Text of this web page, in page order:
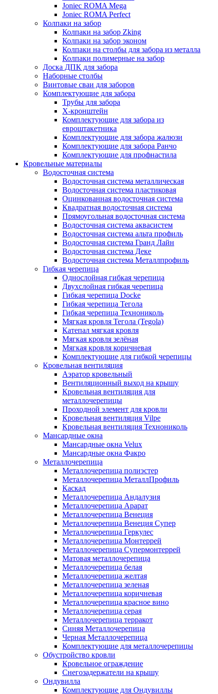
Joniec ROMA Mega
Joniec ROMA Perfect
Колпаки на забор
Колпаки на забор Zking
Колпаки на забор эконом
Колпаки на столбы для забора из металла
Колпаки полимерные на забор
Доска ДПК для забора
Наборные столбы
Винтовые сваи для заборов
Комплектующие для забора
Трубы для забора
Х-кронштейн
Комплектующие для забора из
евроштакетника
Комплектующие для забора жалюзи
Комплектующие для забора Ранчо
Комплектующие для профнастила
Кровельные материалы
Водосточная система
Водосточная система металлическая
Водосточная система пластиковая
Оцинкованная водосточная система
Квадратная водосточная система
Прямоугольная водосточная система
Водосточная система аквасистем
Водосточная система альта профиль
Водосточная система Гранд Лайн
Водосточная система Деке
Водосточная система Металлпрофиль
Гибкая черепица
Однослойная гибкая черепица
Двухслойная гибкая черепица
Гибкая черепица Docke
Гибкая черепица Тегола
Гибкая черепица Технониколь
Мягкая кровля Тегола (Tegola)
Катепал мягкая кровля
Мягкая кровля зелёная
Мягкая кровля коричневая
Комплектующие для гибкой черепицы
Кровельная вентиляция
Аэратор кровельный
Вентиляционный выход на крышу
Кровельная вентиляция для
металлочерепицы
Проходной элемент для кровли
Кровельная вентиляция Vilpe
Кровельная вентиляция Технониколь
Мансардные окна
Мансардные окна Velux
Мансардные окна Факро
Металлочерепица
Металлочерепица полиэстер
Металлочерепица МеталлПрофиль
Каскад
Металлочерепица Андалузия
Металлочерепица Арарат
Металлочерепица Венеция
Металлочерепица Венеция Супер
Металлочерепица Геркулес
Металлочерепица Монтеррей
Металлочерепица Супермонтеррей
Матовая металлочерепица
Металлочерепица белая
Металлочерепица желтая
Металлочерепица зеленая
Металлочерепица коричневая
Металлочерепица красное вино
Металлочерепица серая
Металлочерепица терракот
Синяя Металлочерепица
Черная Металлочерепица
Комплектующие для металлочерепицы
Обустройство кровли
Кровельное ограждение
Снегозадержатели на крышу
Ондувилла
Комплектующие для Ондувиллы